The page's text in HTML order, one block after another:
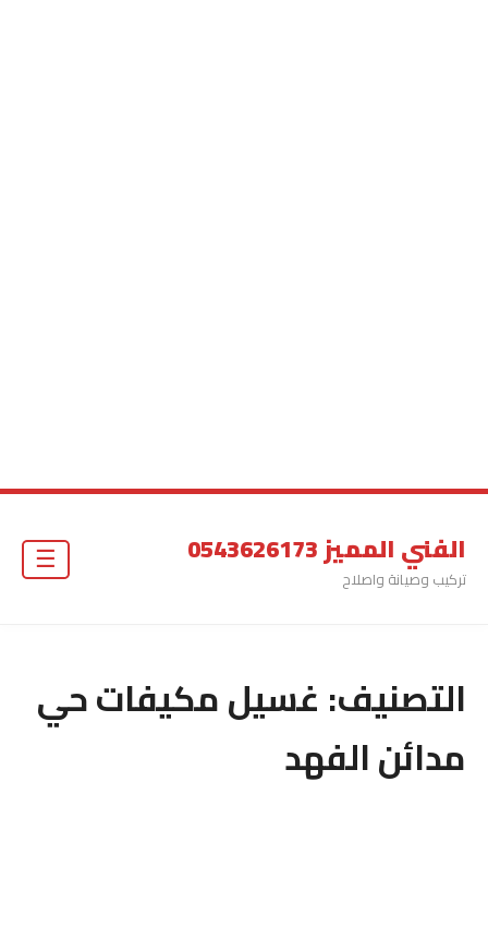
الفني المميز 0543626173
تركيب وصيانة واصلاح
التصنيف:غسيل مكيفات حي
مدائن الفهد